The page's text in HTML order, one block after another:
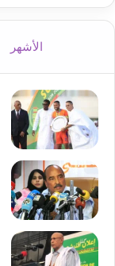
الأشهر